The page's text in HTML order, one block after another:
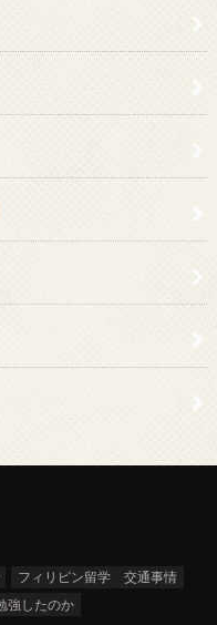
フィリピン留学 交通事情
強したのか